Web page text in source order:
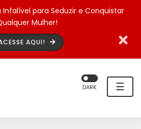
para Seduzir e Conquistar
Mulher!
AQUI!
☰
DARK